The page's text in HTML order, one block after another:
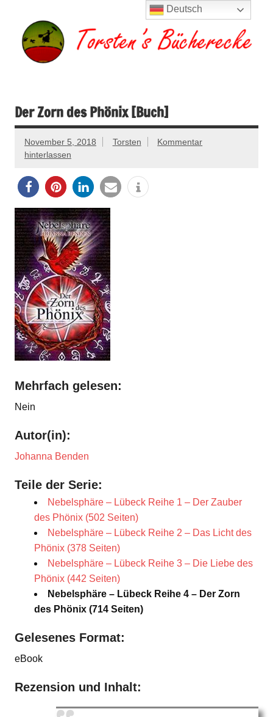
springen
Der Zorn des Phönix [Buch]
November 5, 2018 Torsten
Kommentar
hinterlassen
Mehrfach gelesen:
Nein
Autor(in):
Johanna Benden
Teile der Serie:
Nebelsphäre – Lübeck Reihe 1 – Der Zauber
des Phönix (502 Seiten)
Nebelsphäre – Lübeck Reihe 2 – Das Licht des
Phönix (378 Seiten)
Nebelsphäre – Lübeck Reihe 3 – Die Liebe des
Phönix (442 Seiten)
Nebelsphäre – Lübeck Reihe 4 – Der Zorn
des Phönix (714 Seiten)
Gelesenes Format:
eBook
Rezension und Inhalt:
Deutsch